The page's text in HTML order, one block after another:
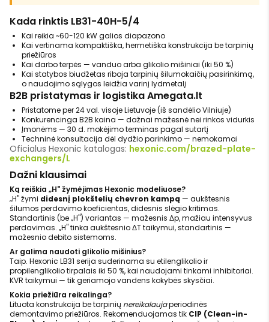
Kada rinktis LB31-40H-5/4
Kai reikia ~60-120 kW galios diapazono
Kai vertinama kompaktiška, hermetiška konstrukcija be tarpinių
priežiūros
Kai darbo terpės — vanduo arba glikolio mišiniai (iki 50 %)
Kai statybos biudžetas riboja tarpinių šilumokaičių pasirinkimą,
o naudojimo sąlygos leidžia varinį lydmetalį
B2B pristatymas ir logistika Amegata.lt
Pristatome per 24 val. visoje Lietuvoje (iš sandėlio Vilniuje)
Konkurencinga B2B kaina — dažnai mažesnė nei rinkos vidurkis
Įmonėms — 30 d. mokėjimo terminas pagal sutartį
Techninė konsultacija dėl dydžio parinkimo — nemokamai
Oficialus Hexonic katalogas: hexonic.com/brazed-plate-
exchangers/L
Dažni klausimai
Ką reiškia „H" žymėjimas Hexonic modeliuose?
„H" žymi didesnį plokštelių chevron kampą — aukštesnis
šilumos perdavimo koeficientas, didesnis slėgio kritimas.
Standartinis (be „H") variantas — mažesnis Δp, mažiau intensyvus
perdavimas. „H" tinka aukštesnio ΔT taikymui, standartinis —
mažesnio debito sistemoms.
Ar galima naudoti glikolio mišinius?
Taip. Hexonic LB31 serija suderinama su etilenglikolio ir
propilenglikolio tirpalais iki 50 %, kai naudojami tinkami inhibitoriai.
KVR taikymui — tik geriamojo vandens kokybės skysčiai.
Kokia priežiūra reikalinga?
Lituota konstrukcija be tarpinių nereikalaujaperiodinės
demontavimo priežiūros. Rekomenduojamas tik CIP (Clean-in-